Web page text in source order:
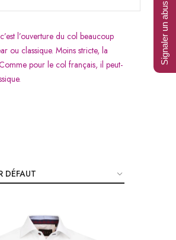
l’ouverture du col beaucoup
ou classique. Moins stricte, la
pour le col français, il peut-
Signaler un abus